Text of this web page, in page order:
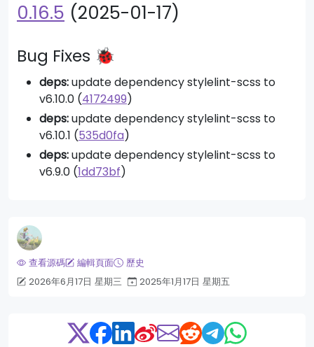
0.16.5 (2025-01-17)
Bug Fixes 🐞
deps:update dependency stylelint-scss to
v6.10.0 (4172499)
deps:update dependency stylelint-scss to
v6.10.1 (535d0fa)
deps:update dependency stylelint-scss to
v6.9.0 (1dd73bf)
查看源碼 編輯頁面
歷史
2026年6月17日 星期三
2025年1月17日 星期五